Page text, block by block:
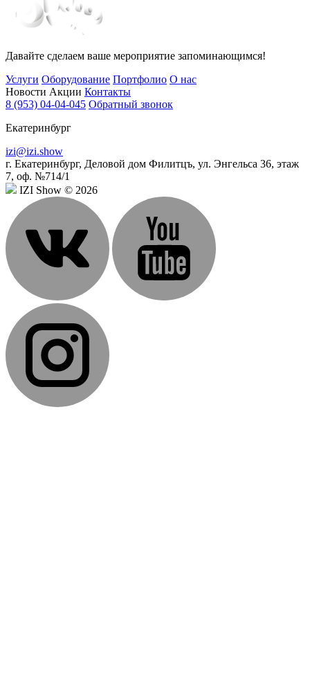
Давайте сделаем ваше мероприятие запоминающимся!
Услуги Оборудование Портфолио О нас
Новости Акции Контакты
8 (953) 04-04-045 Обратный звонок
Екатеринбург
izi@izi.show
г. Екатеринбург, Деловой дом Филитцъ, ул. Энгельса 36, этаж
7, оф. №714/1
IZI Show © 2026